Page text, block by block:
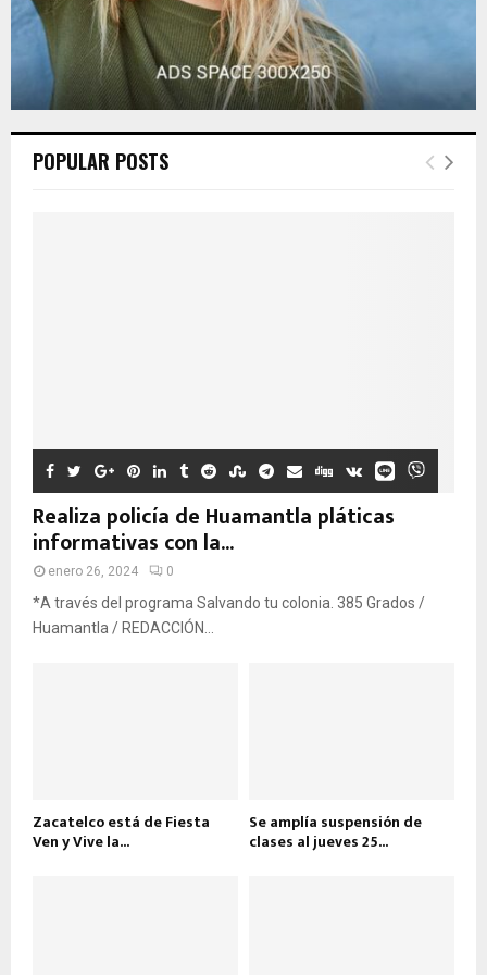
POPULAR POSTS
Realiza policía de Huamantla pláticas
informativas con la...
enero 26, 2024 0
*A través del programa Salvando tu colonia. 385 Grados /
Huamantla / REDACCIÓN...
Zacatelco está de Fiesta
Ven y Vive la...
Se amplía suspensión de
clases al jueves 25...